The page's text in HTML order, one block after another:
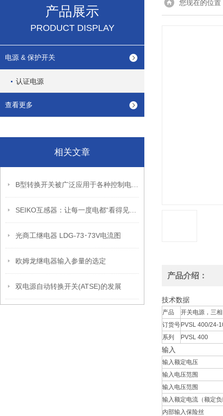
产品展示
PRODUCT DISPLAY
电源 & 保护开关
认证电源
查看更多
相关文章
光商工继电器 LDG-73･73V电流图
欧姆龙继电器输入参量的选定
双电源自动转换开关(ATSE)的发展
您现在的位置
产品介绍：
技术数据
产品
开关电源，三相
订货号 PVSL 400/24-
系列
PVSL 400
输入
输入额定电压
输入电压范围
输入电压范围
输入额定电流（额定
内部输入保险丝